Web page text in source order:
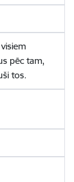
pēc tam,
tos.